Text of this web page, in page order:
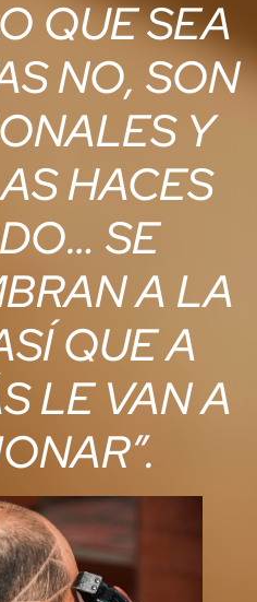
QUE SEA
NO, SON
Y
HACES
SE
A LA
QUE A
LE VAN A